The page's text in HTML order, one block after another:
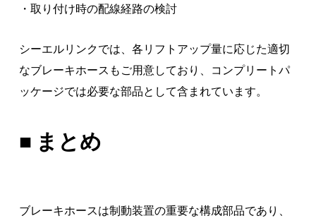
・取り付け時の配線経路の検討
シーエルリンクでは、各リフトアップ量に応じた適切
なブレーキホースもご用意しており、コンプリートパ
ッケージでは必要な部品として含まれています。
■ まとめ
ブレーキホースは制動装置の重要な構成部品であり、